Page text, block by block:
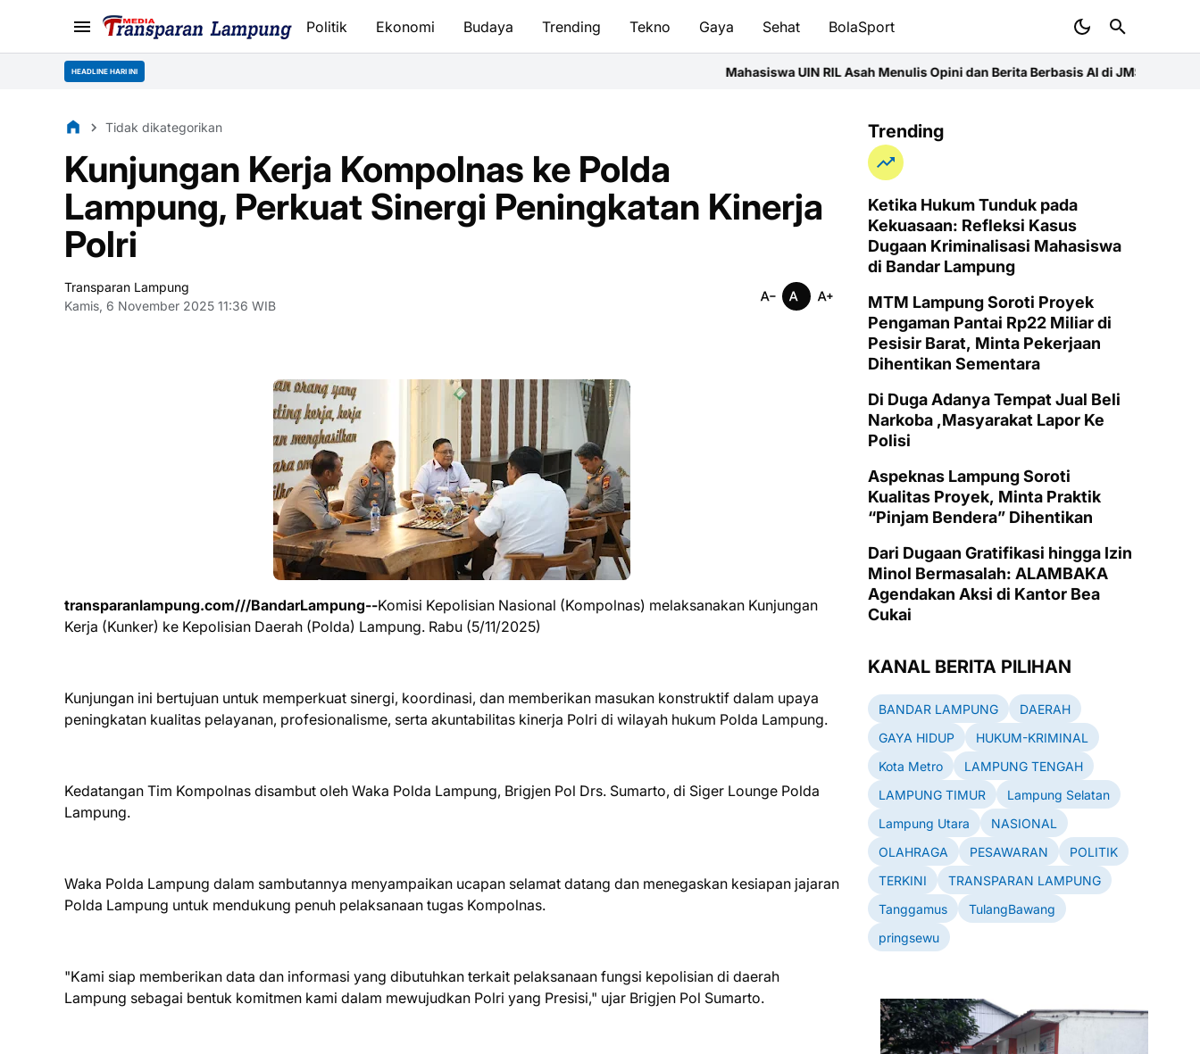
Politik Ekonomi Budaya Trending Tekno Gaya Sehat BolaSport
HEADLINE HARI INI Mahasiswa UIN RIL Asah Menulis Opini dan Berita Berbasis AI di JMSI LampungPemprov
Tidak dikategorikan
Kunjungan Kerja Kompolnas ke Polda
Lampung, Perkuat Sinergi Peningkatan Kinerja
Polri
Transparan Lampung
Kamis, 6 November 2025 11:36 WIB
transparanlampung.com///BandarLampung--Komisi Kepolisian Nasional (Kompolnas) melaksanakan Kunjungan
Kerja (Kunker) ke Kepolisian Daerah (Polda) Lampung. Rabu (5/11/2025)
Kunjungan ini bertujuan untuk memperkuat sinergi, koordinasi, dan memberikan masukan konstruktif dalam upaya
peningkatan kualitas pelayanan, profesionalisme, serta akuntabilitas kinerja Polri di wilayah hukum Polda Lampung.
Kedatangan Tim Kompolnas disambut oleh Waka Polda Lampung, Brigjen Pol Drs. Sumarto, di Siger Lounge Polda
Lampung.
Waka Polda Lampung dalam sambutannya menyampaikan ucapan selamat datang dan menegaskan kesiapan jajaran
Polda Lampung untuk mendukung penuh pelaksanaan tugas Kompolnas.
"Kami siap memberikan data dan informasi yang dibutuhkan terkait pelaksanaan fungsi kepolisian di daerah
Lampung sebagai bentuk komitmen kami dalam mewujudkan Polri yang Presisi," ujar Brigjen Pol Sumarto.
Trending
Ketika Hukum Tunduk pada
Kekuasaan: Refleksi Kasus
Dugaan Kriminalisasi Mahasiswa
di Bandar Lampung
MTM Lampung Soroti Proyek
Pengaman Pantai Rp22 Miliar di
Pesisir Barat, Minta Pekerjaan
Dihentikan Sementara
Di Duga Adanya Tempat Jual Beli
Narkoba ,Masyarakat Lapor Ke
Polisi
Aspeknas Lampung Soroti
Kualitas Proyek, Minta Praktik
“Pinjam Bendera” Dihentikan
Dari Dugaan Gratifikasi hingga Izin
Minol Bermasalah: ALAMBAKA
Agendakan Aksi di Kantor Bea
Cukai
KANAL BERITA PILIHAN
BANDAR LAMPUNG
DAERAH
GAYA HIDUP
HUKUM-KRIMINAL
Kota Metro
LAMPUNG TENGAH
LAMPUNG TIMUR
Lampung Selatan
Lampung Utara
NASIONAL
OLAHRAGA
PESAWARAN
POLITIK
TERKINI
TRANSPARAN LAMPUNG
Tanggamus
TulangBawang
pringsewu